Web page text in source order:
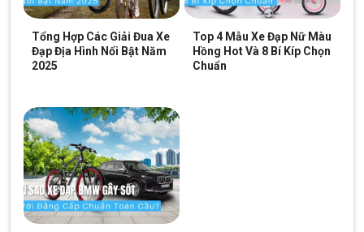
tôi qua hotline:028.9996.5775 để được tư vấn sớm nhất nhé!
Tổng Hợp Các Giải Đua Xe
Đạp Địa Hình Nổi Bật Năm
2025
Top 4 Mẫu Xe Đạp Nữ Màu
Hồng Hot Và 8 Bí Kíp Chọn
Chuẩn